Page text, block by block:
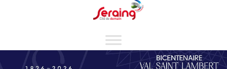
Cookies management panel